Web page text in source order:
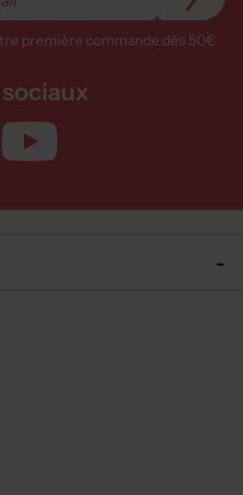
première commande dès 50€
sociaux